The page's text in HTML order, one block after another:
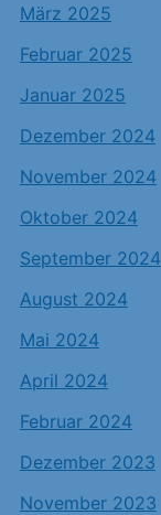
März 2025
Februar 2025
Januar 2025
Dezember 2024
November 2024
Oktober 2024
September 2024
August 2024
Mai 2024
April 2024
Februar 2024
Dezember 2023
November 2023